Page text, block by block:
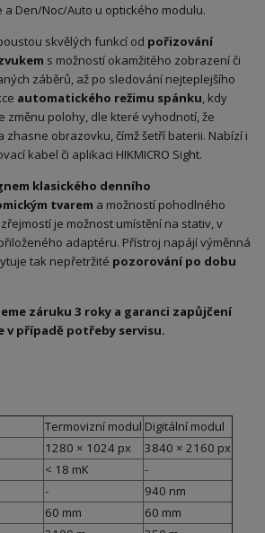
a Den/Noc/Auto u optického modulu.
skvělých funkcí od pořizování
s možností okamžitého zobrazení či
záběrů, až po sledování nejteplejšího
automatického režimu spánku , kdy
změnu polohy, dle které vyhodnotí, že
zhasne obrazovku, čímž šetří baterii. Nabízí i
kabel či aplikaci HIKMICRO Sight.
klasického denního
tvarem a možností pohodlného
je možnost umístění na stativ, v
adaptéru. Přístroj napájí výměnná
tak nepřetržité pozorování po dobu
záruku 3 roky a garanci zapůjčení
případě potřeby servisu.
Termovizní modul Digitální modul
1280 × 1024 px
3840 × 2160 px
< 18 mK
-
-
940 nm
60 mm
60 mm